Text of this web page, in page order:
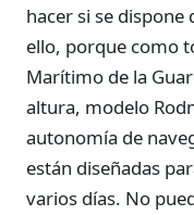
hacer si se dispone
ello, porque como
Marítimo de la
altura, modelo
autonomía de
están diseñadas
varios días. No